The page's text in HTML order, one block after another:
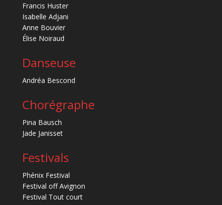
Francis Huster
Isabelle Adjani
Anne Bouvier
Élise Noiraud
Danseuse
Andréa Bescond
Chorégraphe
Pina Bausch
Jade Janisset
Festivals
Phénix Festival
Festival off Avignon
Festival Tout court